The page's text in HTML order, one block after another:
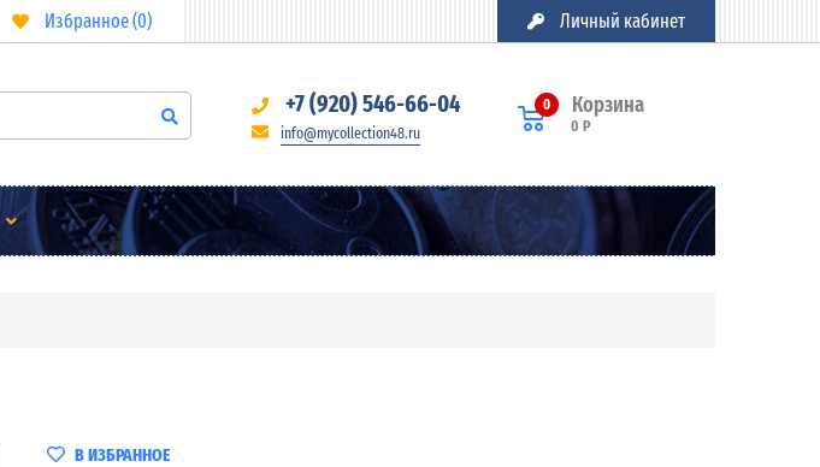
Избранное (0) Личный кабинет
+7 (920) 546-66-04
info@mycollection48.ru
Корзина
0
0 Р
В ИЗБРАННОЕ